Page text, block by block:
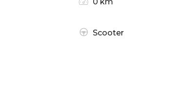
Scooter